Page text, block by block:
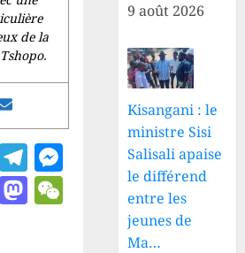
de la
X Telegram
Messenger
Pinterest
Mastodon
WeChat
9 août 2026
Kisangani : le
ministre Sisi
Salisali apaise
le différend
entre les
jeunes de
Ma…